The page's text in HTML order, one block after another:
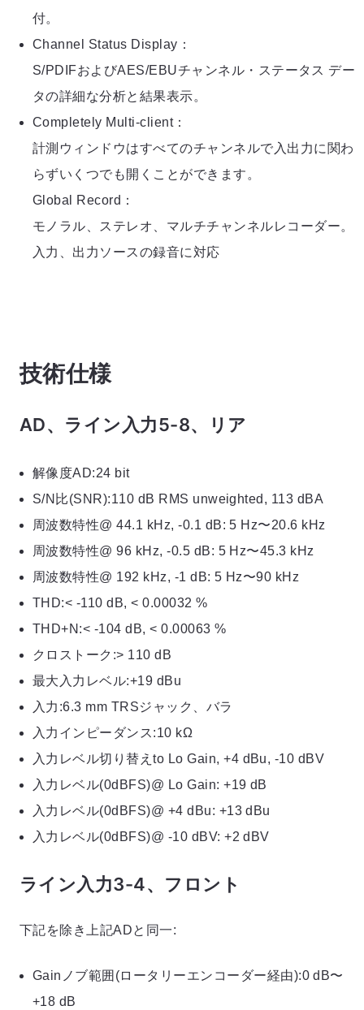
付。
Channel Status Display：
S/PDIFおよびAES/EBUチャンネル・ステータス デー
タの詳細な分析と結果表示。
Completely Multi-client：
計測ウィンドウはすべてのチャンネルで入出力に関わ
らずいくつでも開くことができます。
Global Record：
モノラル、ステレオ、マルチチャンネルレコーダー。
入力、出力ソースの録音に対応
技術仕様
AD、ライン入力5-8、リア
解像度AD:24 bit
S/N比(SNR):110 dB RMS unweighted, 113 dBA
周波数特性@ 44.1 kHz, -0.1 dB: 5 Hz〜20.6 kHz
周波数特性@ 96 kHz, -0.5 dB: 5 Hz〜45.3 kHz
周波数特性@ 192 kHz, -1 dB: 5 Hz〜90 kHz
THD:< -110 dB, < 0.00032 %
THD+N:< -104 dB, < 0.00063 %
クロストーク:> 110 dB
最大入力レベル:+19 dBu
入力:6.3 mm TRSジャック、バラ
入力インピーダンス:10 kΩ
入力レベル切り替えto Lo Gain, +4 dBu, -10 dBV
入力レベル(0dBFS)@ Lo Gain: +19 dB
入力レベル(0dBFS)@ +4 dBu: +13 dBu
入力レベル(0dBFS)@ -10 dBV: +2 dBV
ライン入力3-4、フロント
下記を除き上記ADと同一:
Gainノブ範囲(ロータリーエンコーダー経由):0 dB〜
+18 dB